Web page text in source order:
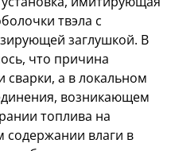
твэла с
заглушкой. В
что причина
сварки, а в локальном
возникающем
топлива на
влаги в